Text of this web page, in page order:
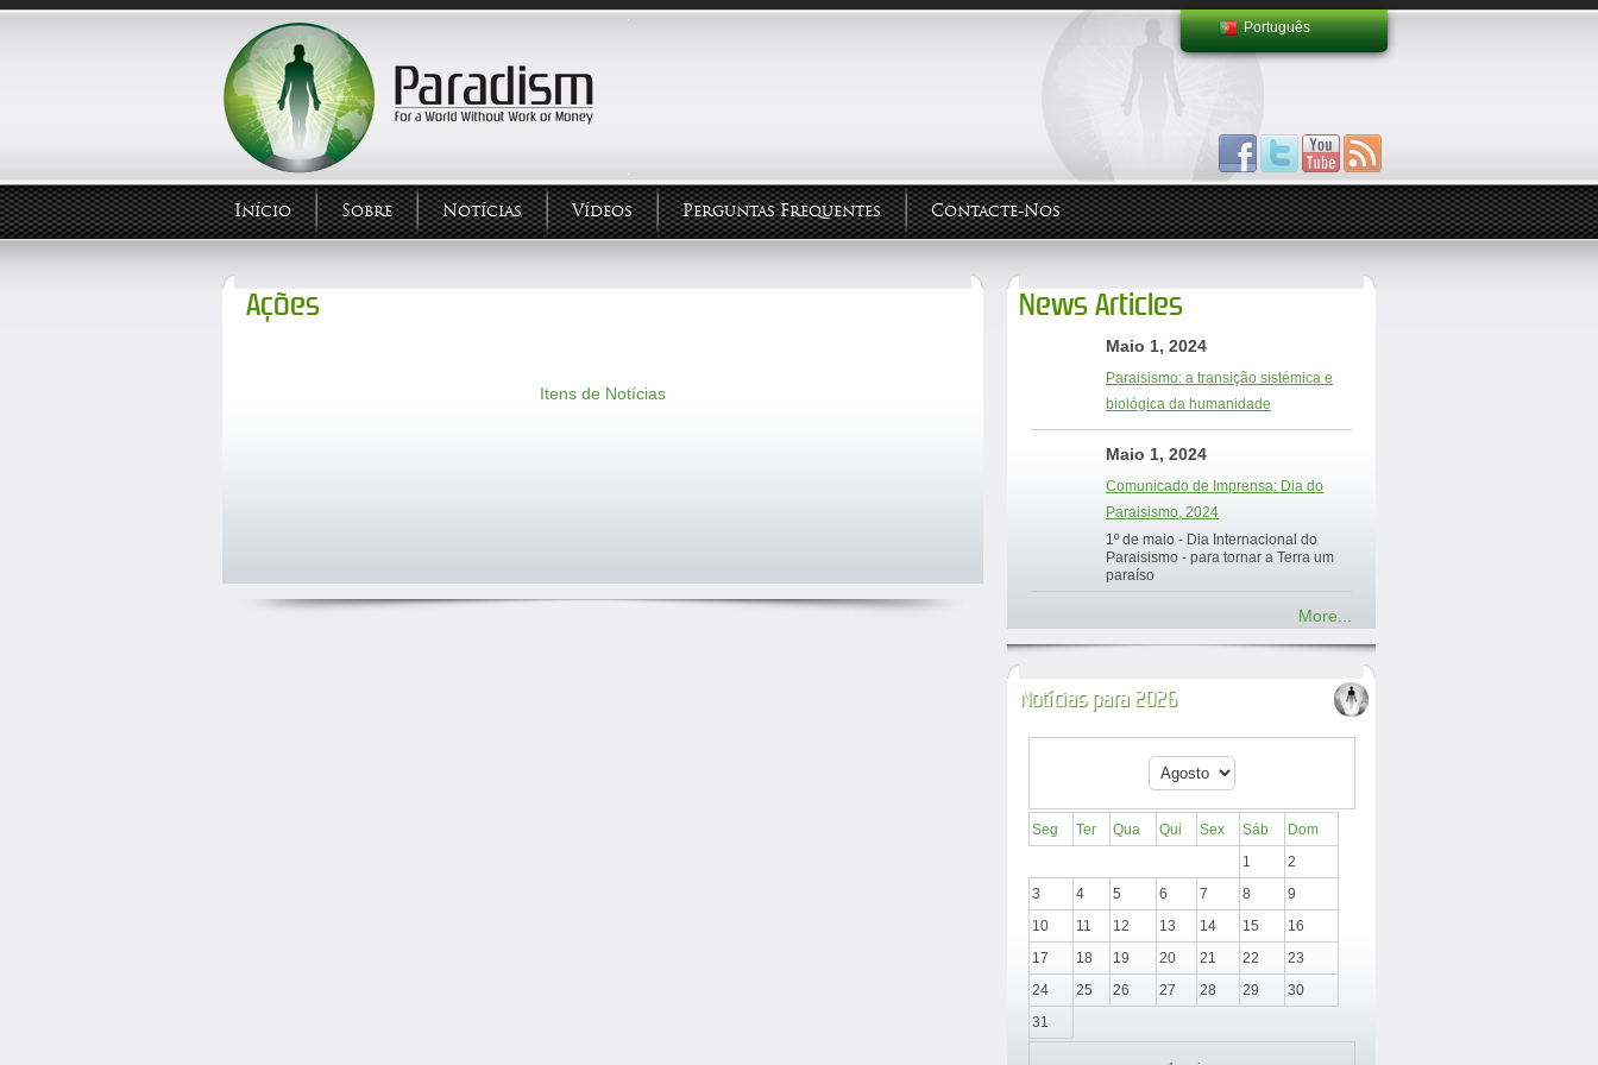
Português
Início Sobre Notícias Vídeos Perguntas Frequentes Contacte-Nos
Ações
Itens de Notícias
News Articles
Maio 1, 2024
Paraisismo: a transição sistémica e
biológica da humanidade
Maio 1, 2024
Comunicado de Imprensa: Dia do
Paraisismo, 2024
1º de maio - Dia Internacional do
Paraisismo - para tornar a Terra um
paraíso
More...
Notícias para 2026
Seg Ter Qua Qui Sex Sáb
Dom
1
2
3
4 5 6 7 8
9
10
11 12 13 14 15
16
17
18 19 20 21 22
23
24
25 26 27 28 29
30
31